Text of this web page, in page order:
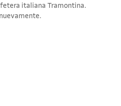
italiana Tramontina.